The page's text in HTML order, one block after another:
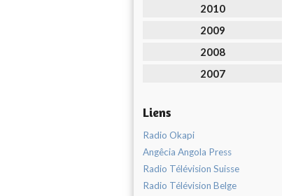
2010
2009
2008
2007
Liens
Radio Okapi
Angêcia Angola Press
Radio Télévision Suisse
Radio Télévision Belge